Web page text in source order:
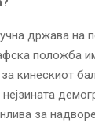
држава на
положба
кинескиот
за